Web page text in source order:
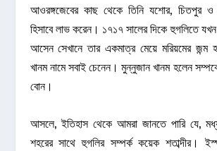
আওরঙ্গজেবের কাছ থেকে তিনি যশোর, চিতপুর ও
হিসাবে লাভ করেন। ১৭১৭ সালের দিকে হুগলিতে যখন
আসেন সেখানে তার একমাত্র মেয়ে মরিয়মের জন্ম
খানম নামে সবাই চেনেন। মুন্নুজান খানম হলেন
বোন।
আসলে, ইতিহাস থেকে আমরা জানতে পারি যে,
শহরের সাথে হুগলির সম্পর্ক কয়েক শতাব্দীর।